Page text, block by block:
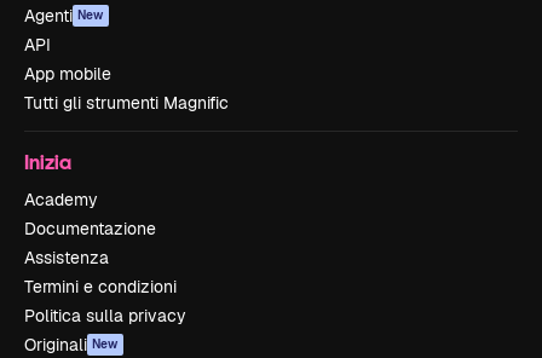
Agenti New
API
App mobile
Tutti gli strumenti Magnific
Inizia
Academy
Documentazione
Assistenza
Termini e condizioni
Politica sulla privacy
Originali New